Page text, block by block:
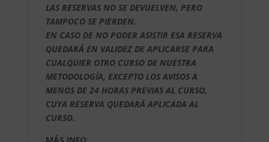
LAS RESERVAS NO SE DEVUELVEN, PERO
TAMPOCO SE PIERDEN.
EN CASO DE NO PODER ASISTIR ESA RESERVA
QUEDARÁ EN VALIDEZ DE APLICARSE PARA
CUALQUIER OTRO CURSO DE NUESTRA
METODOLOGÍA, EXCEPTO LOS AVISOS A
MENOS DE 24 HORAS PREVIAS AL CURSO,
CUYA RESERVA QUEDARÁ APLICADA AL
CURSO.
MÁS INFO: